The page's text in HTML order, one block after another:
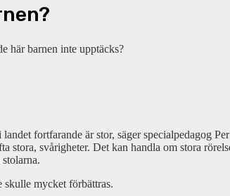
här barnen inte upptäcks?
fortfarande är stor, säger specialpedagog
stora, svårigheter. Det kan handla om stora
skulle mycket förbättras.